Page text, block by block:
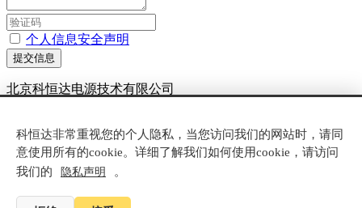
个人信息安全声明
提交信息
北京科恒达电源技术有限公司
技术支持：米拓建站 8.1
电话咨询
产品中心
科恒达非常重视您的个人隐私，当您访问我们的网站时，请同
意使用所有的cookie。详细了解我们如何使用cookie，请访问
我们的
隐私声明 。